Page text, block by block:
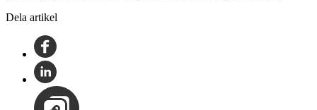
Dela artikel